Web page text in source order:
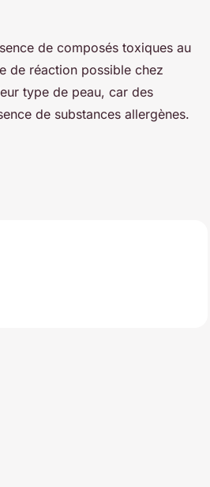
de composés toxiques au
de réaction possible chez
type de peau, car des
de substances allergènes.